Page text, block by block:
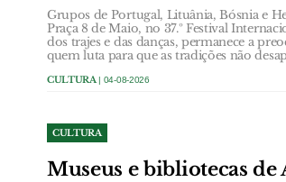
Grupos de Portugal, Lituânia, Bósnia e
Praça 8 de Maio, no 37.º Festival
dos trajes e das danças, permanece a
quem luta para que as tradições não
CULTURA | 04-08-2026
CULTURA
Museus e bibliotecas